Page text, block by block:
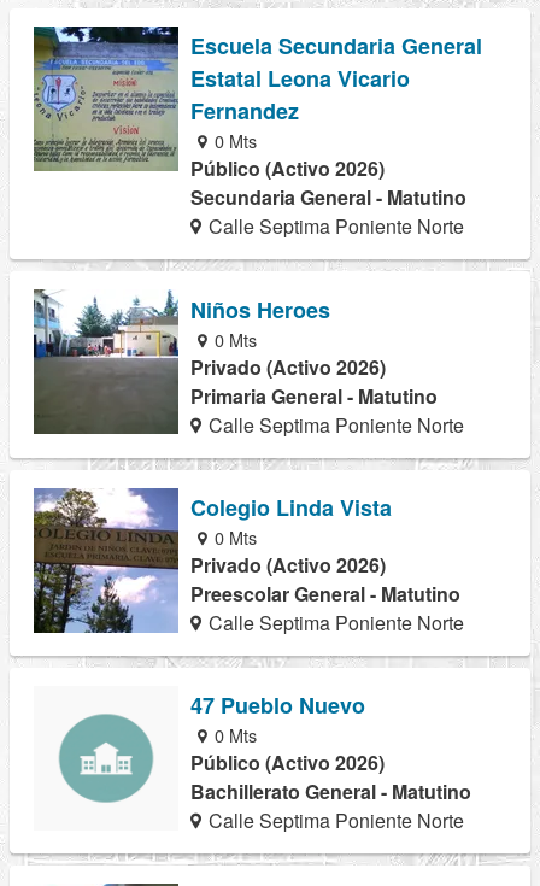
Escuela Secundaria General
Estatal Leona Vicario
Fernandez
0 Mts
Público (Activo 2026)
Secundaria General - Matutino
Calle Septima Poniente Norte
Niños Heroes
0 Mts
Privado (Activo 2026)
Primaria General - Matutino
Calle Septima Poniente Norte
Colegio Linda Vista
0 Mts
Privado (Activo 2026)
Preescolar General - Matutino
Calle Septima Poniente Norte
47 Pueblo Nuevo
0 Mts
Público (Activo 2026)
Bachillerato General - Matutino
Calle Septima Poniente Norte